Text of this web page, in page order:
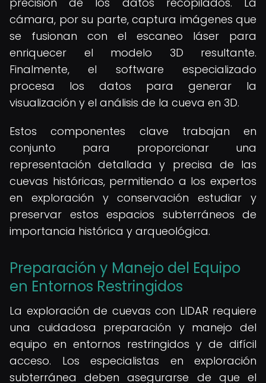
cámara, por su parte, captura imágenes que
se fusionan con el escaneo láser para
enriquecer el modelo 3D resultante.
Finalmente, el software especializado
procesa los datos para generar la
visualización y el análisis de la cueva en 3D.
Estos componentes clave trabajan en
conjunto para proporcionar una
representación detallada y precisa de las
cuevas históricas, permitiendo a los expertos
en exploración y conservación estudiar y
preservar estos espacios subterráneos de
importancia histórica y arqueológica.
Preparación y Manejo del Equipo
en Entornos Restringidos
La exploración de cuevas con LIDAR requiere
una cuidadosa preparación y manejo del
equipo en entornos restringidos y de difícil
acceso. Los especialistas en exploración
subterránea deben asegurarse de que el